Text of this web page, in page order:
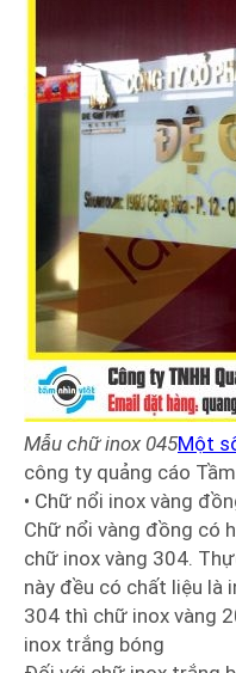
Mẫu chữ inox 045Một
công ty quảng cáo
• Chữ nổi inox vàng
Chữ nổi vàng đồng có
chữ inox vàng 304.
này đều có chất liệu là
304 thì chữ inox vàng
inox trắng bóng